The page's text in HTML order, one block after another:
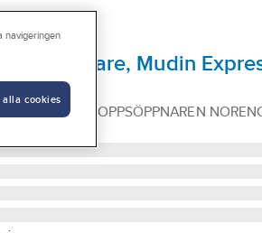
Propplösare, Mudin
1 L AVLOPPSÖPPNAREN
navigeringen
alla cookies